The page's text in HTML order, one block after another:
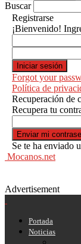
Buscar
Registrarse
¡Bienvenido!
Forgot your
Política de
Recuperación de
Recupera tu
Se te ha enviado
Mocanos.net
Advertisement
Portada
Noticias